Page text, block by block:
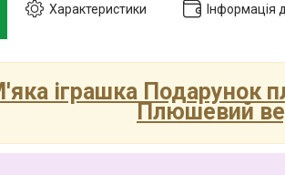
Характеристики Інформація
іграшка Подарунок
Плюшевий